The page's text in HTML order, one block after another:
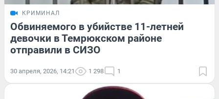
КРИМИНАЛ
Обвиняемого в убийстве 11-летней
девочки в Темрюкском районе
отправили в СИЗО
30 апреля, 2026, 14:21 1 298 1